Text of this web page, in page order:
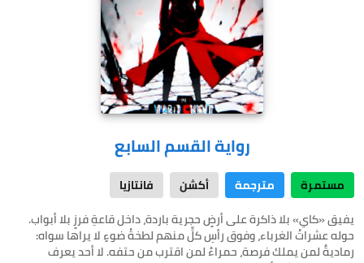
رواية القسم السابع
مستمرة مترجمة أكشن
فانتازيا
يفيق «كاي» بلا ذاكرة على أرضٍ حجرية باردة، داخل قاعةِ فرزٍ بلا أبواب.
حوله عشراتُ الغرباء، وفوق رأسِ كلٍّ منهم لطخةُ ضوءٍ لا يراها سواه:
رماديةٌ لمن يملك فرصة، حمراءُ لمن اقترب من حتفه. لا أحد يعرف